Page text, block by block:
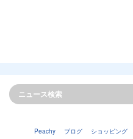
Peachy ブログ ショッピング